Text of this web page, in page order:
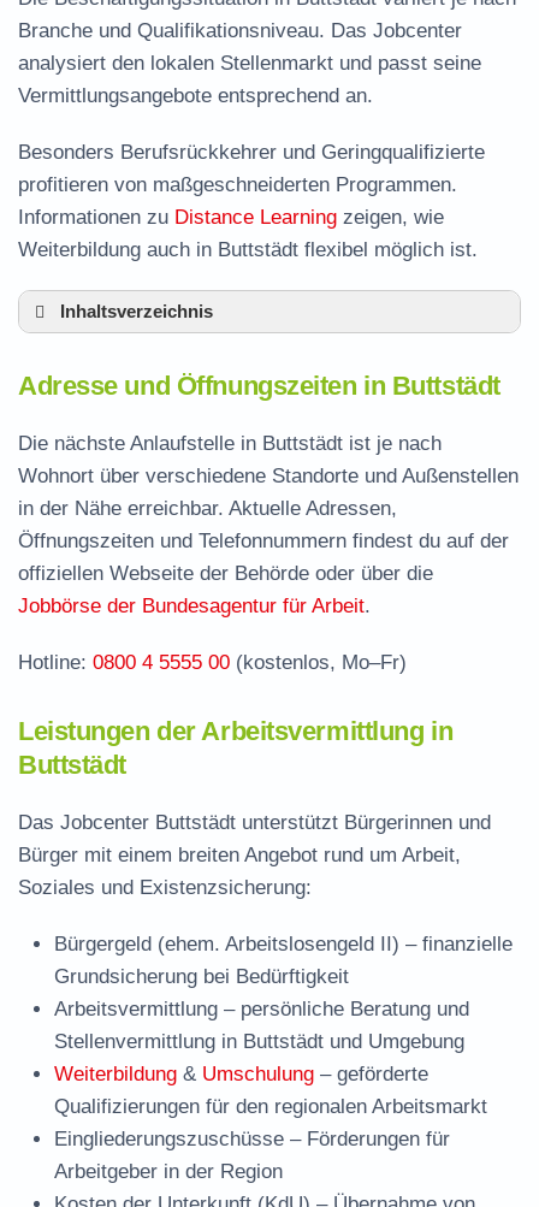
Branche und Qualifikationsniveau. Das Jobcenter
analysiert den lokalen Stellenmarkt und passt seine
Vermittlungsangebote entsprechend an.
Besonders Berufsrückkehrer und Geringqualifizierte
profitieren von maßgeschneiderten Programmen.
Informationen zu Distance Learning zeigen, wie
Weiterbildung auch in Buttstädt flexibel möglich ist.
Inhaltsverzeichnis
Leistungen der Arbeitsvermittlung in Buttstädt
Termin vereinbaren und Bürgergeld beantragen
Jobcenter Sömmerda – zuständige Stelle
Häufige Fragen rund ums Jobcenter
Adresse und Öffnungszeiten in Buttstädt
Die nächste Anlaufstelle in Buttstädt ist je nach
Wohnort über verschiedene Standorte und Außenstellen
in der Nähe erreichbar. Aktuelle Adressen,
Öffnungszeiten und Telefonnummern findest du auf der
offiziellen Webseite der Behörde oder über die
Jobbörse der Bundesagentur für Arbeit.
Hotline: 0800 4 5555 00 (kostenlos, Mo–Fr)
Leistungen der Arbeitsvermittlung in
Buttstädt
Das Jobcenter Buttstädt unterstützt Bürgerinnen und
Bürger mit einem breiten Angebot rund um Arbeit,
Soziales und Existenzsicherung:
Bürgergeld (ehem. Arbeitslosengeld II) – finanzielle
Grundsicherung bei Bedürftigkeit
Arbeitsvermittlung – persönliche Beratung und
Stellenvermittlung in Buttstädt und Umgebung
Weiterbildung & Umschulung – geförderte
Qualifizierungen für den regionalen Arbeitsmarkt
Eingliederungszuschüsse – Förderungen für
Arbeitgeber in der Region